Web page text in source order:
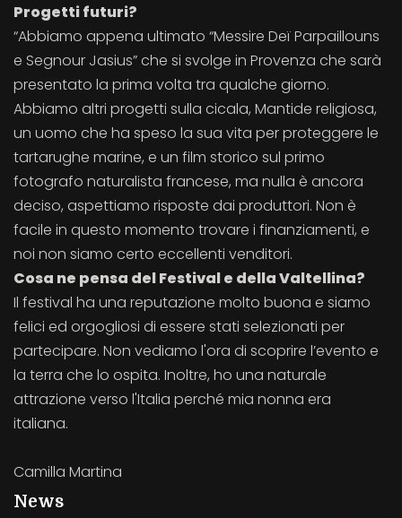
Progetti futuri?
“Abbiamo appena ultimato “Messire Deï Parpaillouns
e Segnour Jasius” che si svolge in Provenza che sarà
presentato la prima volta tra qualche giorno.
Abbiamo altri progetti sulla cicala, Mantide religiosa,
un uomo che ha speso la sua vita per proteggere le
tartarughe marine, e un film storico sul primo
fotografo naturalista francese, ma nulla è ancora
deciso, aspettiamo risposte dai produttori. Non è
facile in questo momento trovare i finanziamenti, e
noi non siamo certo eccellenti venditori.
Cosa ne pensa del Festival e della Valtellina?
Il festival ha una reputazione molto buona e siamo
felici ed orgogliosi di essere stati selezionati per
partecipare. Non vediamo l'ora di scoprire l’evento e
la terra che lo ospita. Inoltre, ho una naturale
attrazione verso l'Italia perché mia nonna era
italiana.
Camilla Martina
News